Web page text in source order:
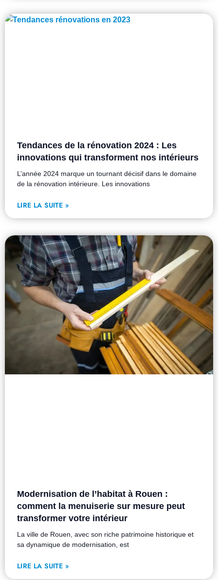
Tendances de la rénovation 2024 : Les
innovations qui transforment nos intérieurs
L’année 2024 marque un tournant décisif dans le domaine
de la rénovation intérieure. Les innovations
LIRE LA SUITE »
Modernisation de l’habitat à Rouen :
comment la menuiserie sur mesure peut
transformer votre intérieur
La ville de Rouen, avec son riche patrimoine historique et
sa dynamique de modernisation, est
LIRE LA SUITE »